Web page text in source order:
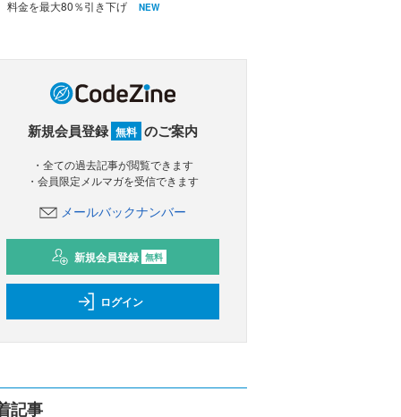
料金を最大80％引き下げ
NEW
新規会員登録 無料 のご案内
・全ての過去記事が閲覧できます
・会員限定メルマガを受信できます
メールバックナンバー
新規会員登録 無料
ログイン
記事